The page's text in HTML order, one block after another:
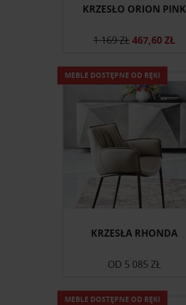
KRZESŁO ORION PINK
1 169 ZŁ 467,60 ZŁ
KRZESŁA RHONDA
OD 5 085 ZŁ
MEBLE DOSTĘPNE OD RĘKI
MEBLE DOSTĘPNE OD RĘKI